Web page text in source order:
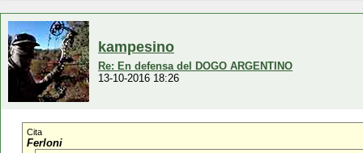
kampesino
Re: En defensa del DOGO ARGENTINO
13-10-2016 18:26
Cita
Ferloni